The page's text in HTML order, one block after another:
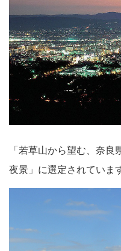
「若草山から望む、奈
夜景」に選定されていま